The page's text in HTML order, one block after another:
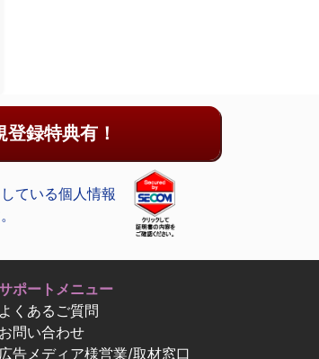
録特典有！
ている個人情報
ポートメニュー
よくあるご質問
お問い合わせ
広告メディア様営業/取材窓口